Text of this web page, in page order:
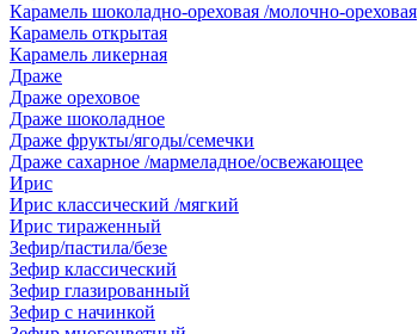
Карамель шоколадно-ореховая /молочно-ореховая
Карамель открытая
Карамель ликерная
Драже
Драже ореховое
Драже шоколадное
Драже фрукты/ягоды/семечки
Драже сахарное /мармеладное/освежающее
Ирис
Ирис классический /мягкий
Ирис тираженный
Зефир/пастила/безе
Зефир классический
Зефир глазированный
Зефир с начинкой